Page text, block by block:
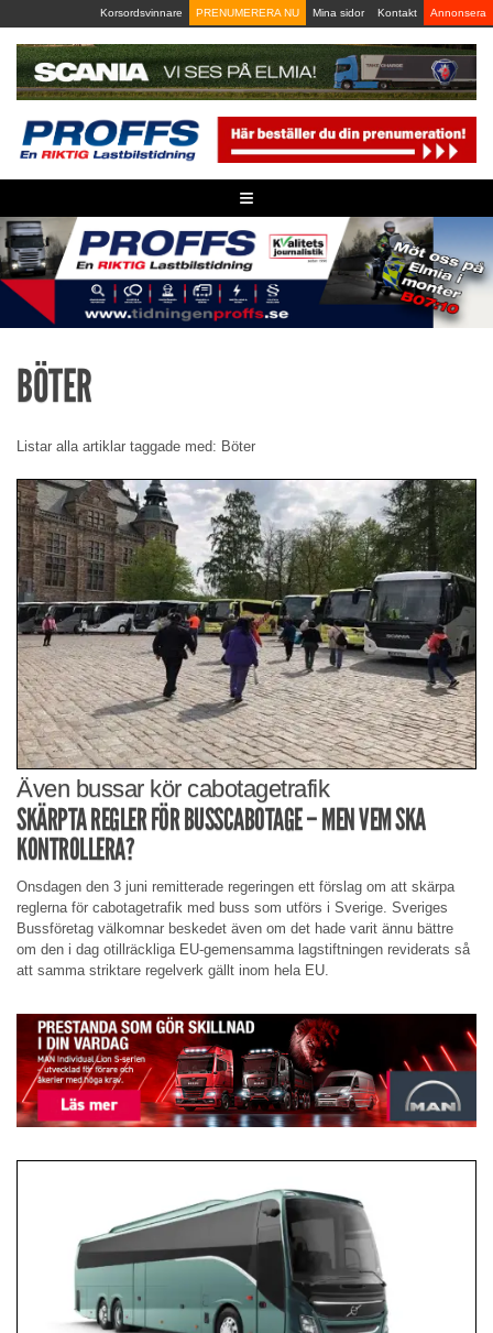
to
content
Korsordsvinnare PRENUMERERA NU Mina sidor Kontakt Annonsera
≡
BÖTER
Listar alla artiklar taggade med: Böter
Även bussar kör cabotagetrafik
SKÄRPTA REGLER FÖR BUSSCABOTAGE – MEN VEM SKA
KONTROLLERA?
Onsdagen den 3 juni remitterade regeringen ett förslag om att skärpa
reglerna för cabotagetrafik med buss som utförs i Sverige. Sveriges
Bussföretag välkomnar beskedet även om det hade varit ännu bättre
om den i dag otillräckliga EU-gemensamma lagstiftningen reviderats så
att samma striktare regelverk gällt inom hela EU.